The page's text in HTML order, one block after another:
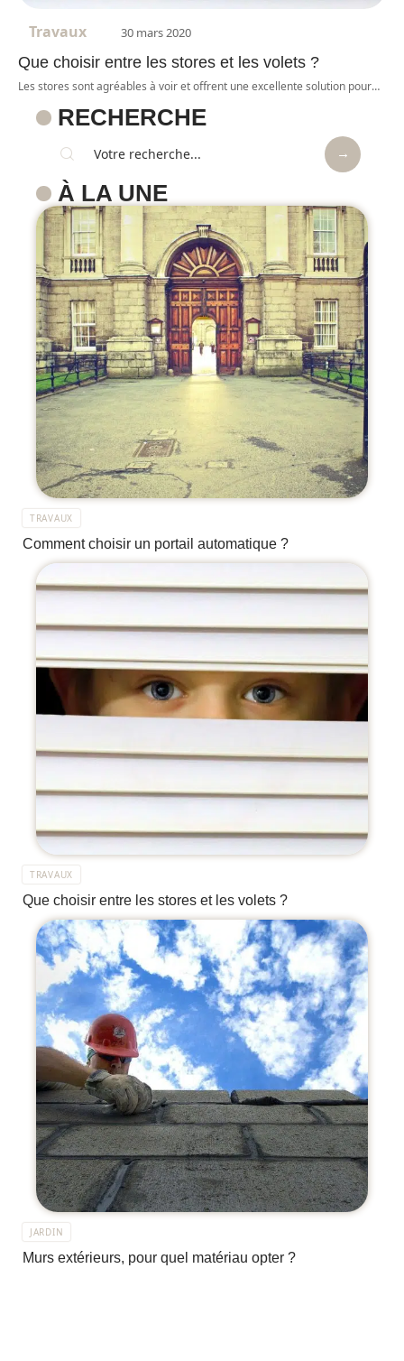
Travaux 30 mars 2020
Que choisir entre les stores et les volets ?
Les stores sont agréables à voir et offrent une excellente solution pour…
RECHERCHE
À LA UNE
TRAVAUX
Comment choisir un portail automatique ?
TRAVAUX
Que choisir entre les stores et les volets ?
JARDIN
Murs extérieurs, pour quel matériau opter ?